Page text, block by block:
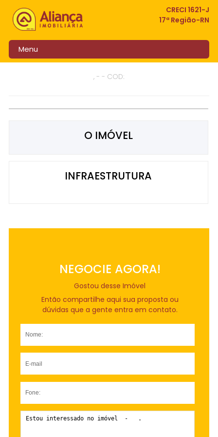
CRECI 1621-J
17ª Região-RN
Menu
, - - COD:
O IMÓVEL
INFRAESTRUTURA
NEGOCIE AGORA!
Gostou desse Imóvel
Então compartilhe aqui sua proposta ou
dúvidas que a gente entra em contato.